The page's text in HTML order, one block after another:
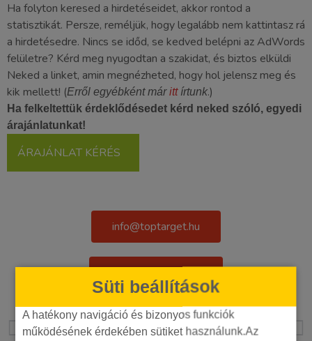
Süti beállítások
A hatékony navigáció és bizonyos funkciók
működésének érdekében sütiket használunk.Az
Ha folyton keresed a hirdetéseidet, akkor rontod a
statisztikát. Persze, reméljük, hogy legalább nem kattintasz rá
a hirdetésedre. Nincs se időd, se kedved belépni az AdWords
felületre? Kérd meg nyugodtan a szakidat, és biztos elküldi
Neked a linket, amin megnézheted, hogy hol jelensz meg és
kik mellett! (Erről egyébként máritt írtunk.)
Ha felkeltettük érdeklődésedet kérd neked szóló, egyedi
árajánlatunkat!
ÁRAJÁNLAT KÉRÉS
info@toptarget.hu
ELŐZŐ
Újdonságok, amit az új AdWords adhat